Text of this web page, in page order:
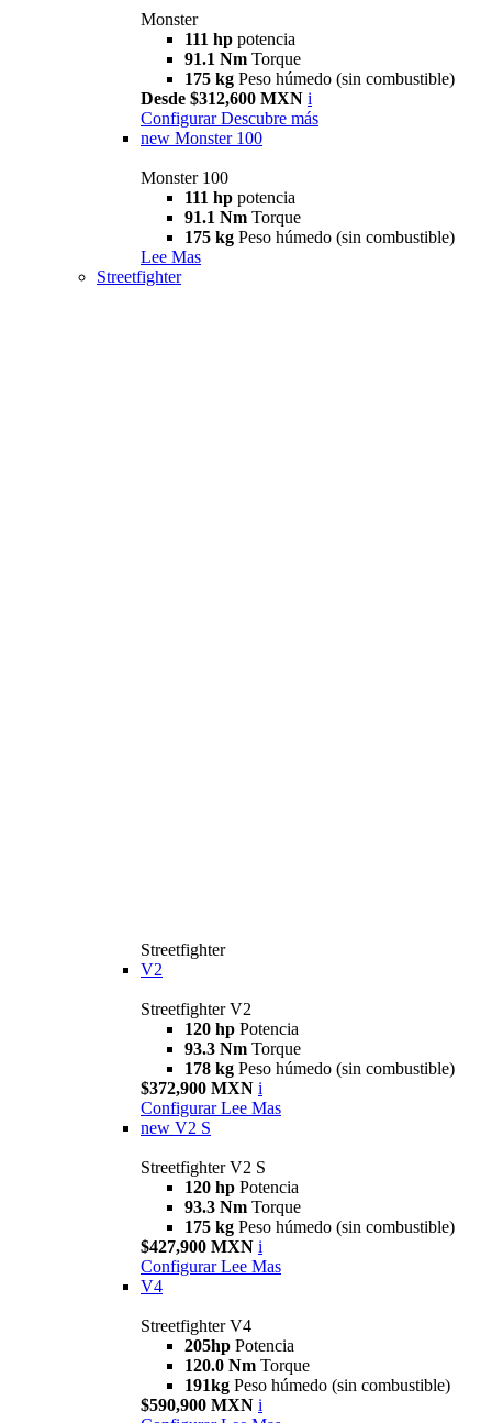
Monster
111 hp potencia
91.1 Nm Torque
175 kg Peso húmedo (sin combustible)
Desde $312,600 MXN i
Configurar Descubre más
new Monster 100
Monster 100
111 hp potencia
91.1 Nm Torque
175 kg Peso húmedo (sin combustible)
Lee Mas
Streetfighter
Streetfighter
V2
Streetfighter V2
120 hp Potencia
93.3 Nm Torque
178 kg Peso húmedo (sin combustible)
$372,900 MXN i
Configurar Lee Mas
new V2 S
Streetfighter V2 S
120 hp Potencia
93.3 Nm Torque
175 kg Peso húmedo (sin combustible)
$427,900 MXN i
Configurar Lee Mas
V4
Streetfighter V4
205hp Potencia
120.0 Nm Torque
191kg Peso húmedo (sin combustible)
$590,900 MXN i